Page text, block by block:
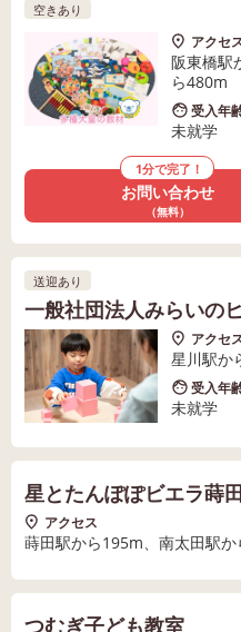
空きあり
アクセ
阪東橋駅
ら480m
受入年
未就学
1分で完了！
お問い合わせ
（無料）
送迎あり
一般社団法人みらいの
アクセ
星川駅か
受入年
未就学
星とたんぽぽビエラ蒔田
アクセス
蒔田駅から195m、南太田駅
つむぎ子ども教室